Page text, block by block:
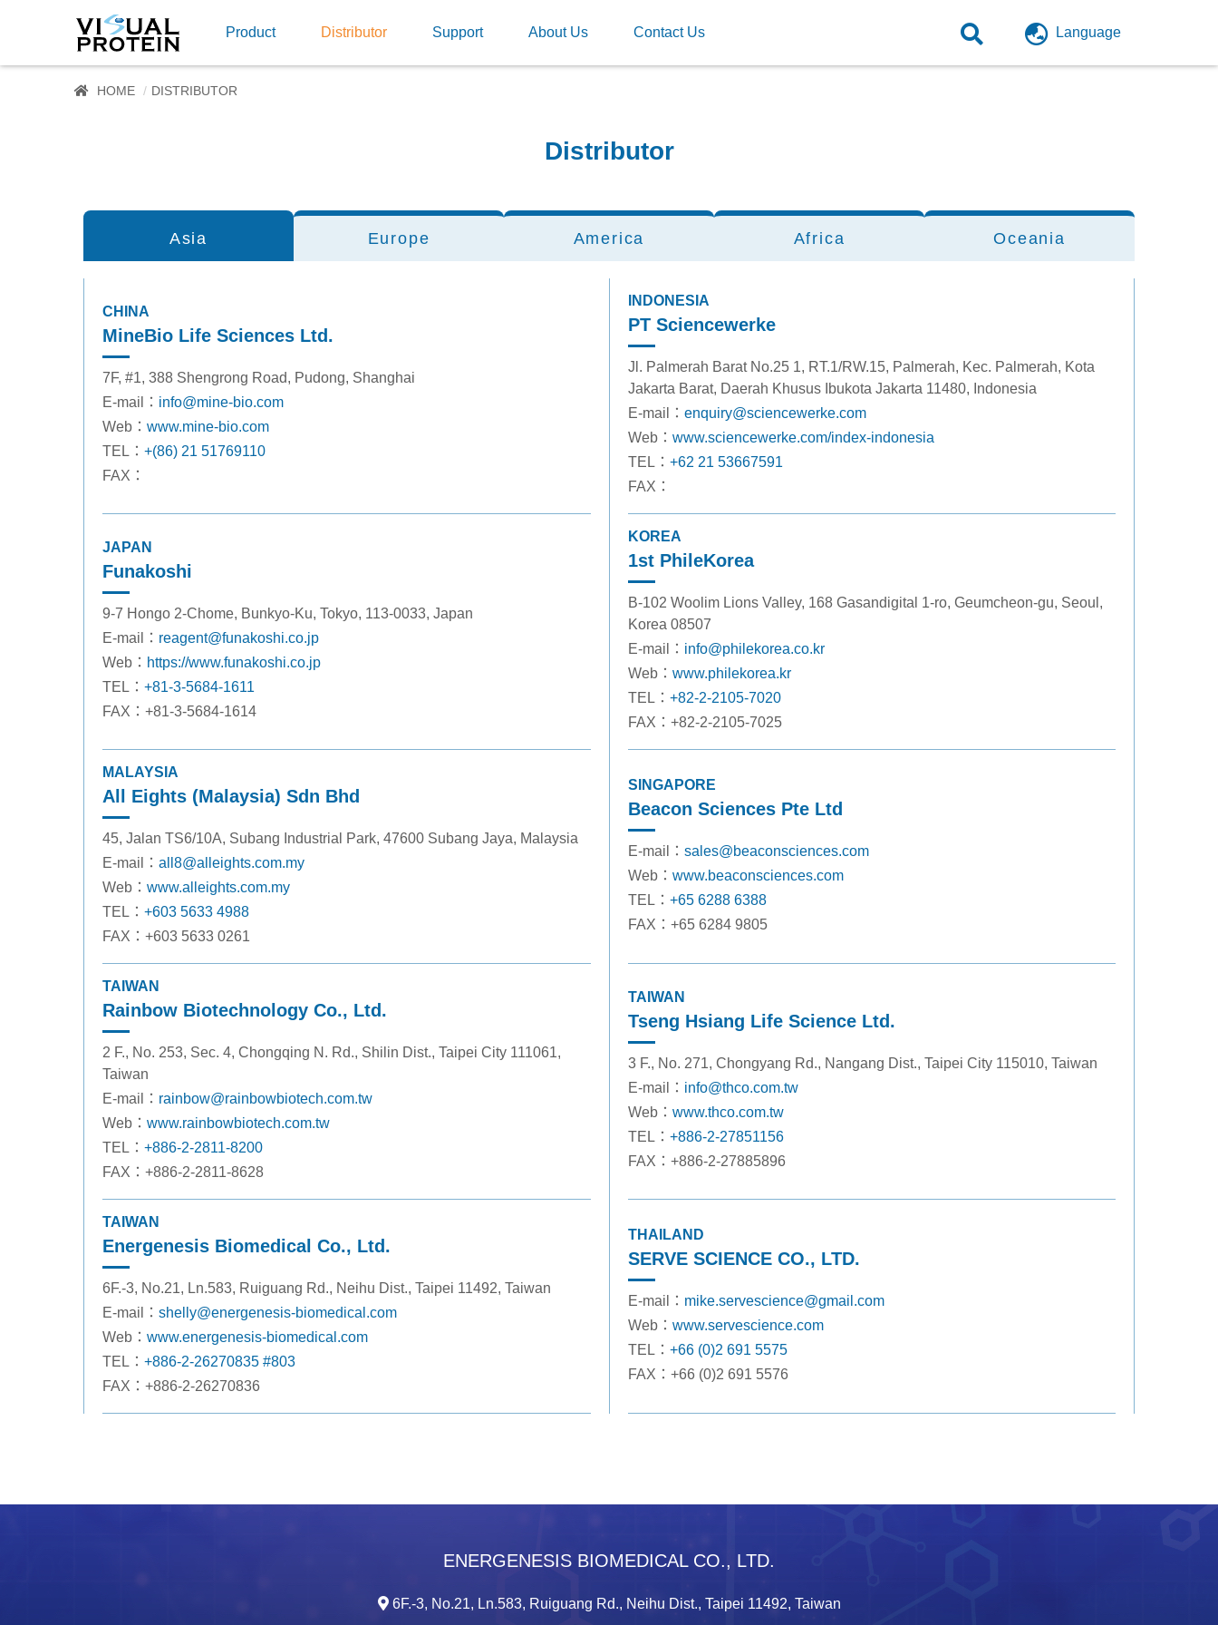
Product Distributor Support About Us Contact Us Language
HOME DISTRIBUTOR
Distributor
Asia Europe America Africa Oceania
CHINA
MineBio Life Sciences Ltd.
7F, #1, 388 Shengrong Road, Pudong, Shanghai
E-mail： info@mine-bio.com
Web： www.mine-bio.com
TEL： +(86) 21 51769110
FAX：
INDONESIA
PT Sciencewerke
Jl. Palmerah Barat No.25 1, RT.1/RW.15, Palmerah, Kec. Palmerah, Kota
Jakarta Barat, Daerah Khusus Ibukota Jakarta 11480, Indonesia
E-mail： enquiry@sciencewerke.com
Web： www.sciencewerke.com/index-indonesia
TEL： +62 21 53667591
FAX：
JAPAN
Funakoshi
9-7 Hongo 2-Chome, Bunkyo-Ku, Tokyo, 113-0033, Japan
E-mail： reagent@funakoshi.co.jp
Web： https://www.funakoshi.co.jp
TEL： +81-3-5684-1611
FAX：+81-3-5684-1614
KOREA
1st PhileKorea
B-102 Woolim Lions Valley, 168 Gasandigital 1-ro, Geumcheon-gu, Seoul,
Korea 08507
E-mail： info@philekorea.co.kr
Web： www.philekorea.kr
TEL： +82-2-2105-7020
FAX：+82-2-2105-7025
MALAYSIA
All Eights (Malaysia) Sdn Bhd
45, Jalan TS6/10A, Subang Industrial Park, 47600 Subang Jaya, Malaysia
E-mail： all8@alleights.com.my
Web： www.alleights.com.my
TEL： +603 5633 4988
FAX：+603 5633 0261
SINGAPORE
Beacon Sciences Pte Ltd
E-mail： sales@beaconsciences.com
Web： www.beaconsciences.com
TEL： +65 6288 6388
FAX：+65 6284 9805
TAIWAN
Rainbow Biotechnology Co., Ltd.
2 F., No. 253, Sec. 4, Chongqing N. Rd., Shilin Dist., Taipei City 111061,
Taiwan
E-mail： rainbow@rainbowbiotech.com.tw
Web： www.rainbowbiotech.com.tw
TEL： +886-2-2811-8200
FAX：+886-2-2811-8628
TAIWAN
Tseng Hsiang Life Science Ltd.
3 F., No. 271, Chongyang Rd., Nangang Dist., Taipei City 115010, Taiwan
E-mail： info@thco.com.tw
Web： www.thco.com.tw
TEL： +886-2-27851156
FAX：+886-2-27885896
TAIWAN
Energenesis Biomedical Co., Ltd.
6F.-3, No.21, Ln.583, Ruiguang Rd., Neihu Dist., Taipei 11492, Taiwan
E-mail： shelly@energenesis-biomedical.com
Web： www.energenesis-biomedical.com
TEL： +886-2-26270835 #803
FAX：+886-2-26270836
THAILAND
SERVE SCIENCE CO., LTD.
E-mail： mike.servescience@gmail.com
Web： www.servescience.com
TEL： +66 (0)2 691 5575
FAX：+66 (0)2 691 5576
ENERGENESIS BIOMEDICAL CO., LTD.
6F.-3, No.21, Ln.583, Ruiguang Rd., Neihu Dist., Taipei 11492, Taiwan